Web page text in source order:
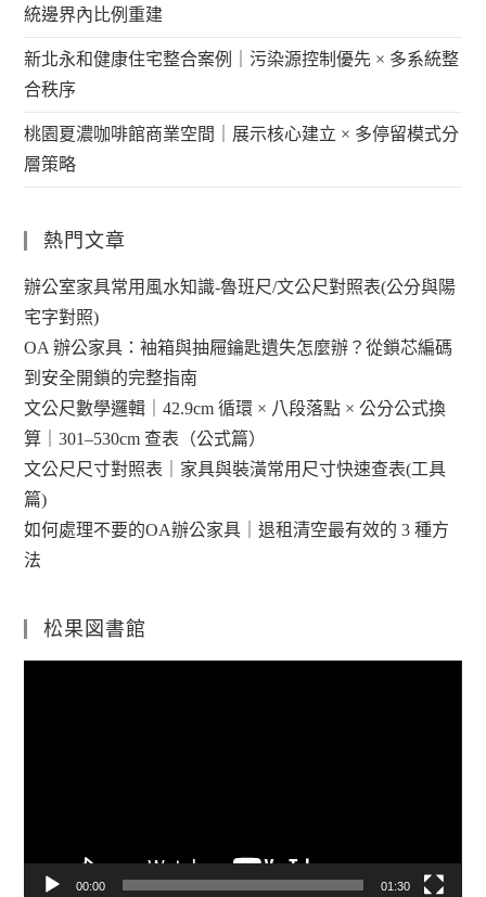
統邊界內比例重建
新北永和健康住宅整合案例｜污染源控制優先 × 多系統整
合秩序
桃園夏濃咖啡館商業空間｜展示核心建立 × 多停留模式分
層策略
熱門文章
辦公室家具常用風水知識-魯班尺/文公尺對照表(公分與陽
宅字對照)
OA 辦公家具：袖箱與抽屜鑰匙遺失怎麼辦？從鎖芯編碼
到安全開鎖的完整指南
文公尺數學邏輯｜42.9cm 循環 × 八段落點 × 公分公式換
算｜301–530cm 查表（公式篇）
文公尺尺寸對照表｜家具與裝潢常用尺寸快速查表(工具
篇)
如何處理不要的OA辦公家具｜退租清空最有效的 3 種方
法
松果図書館
00:00 01:30